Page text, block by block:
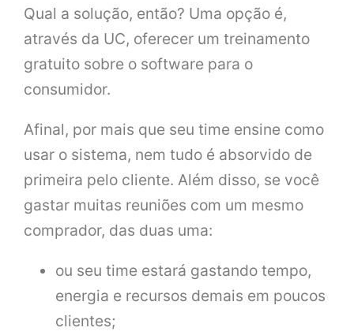
Qual a solução, então? Uma opção é,
através da UC, oferecer um treinamento
gratuito sobre o software para o
consumidor.
Afinal, por mais que seu time ensine como
usar o sistema, nem tudo é absorvido de
primeira pelo cliente. Além disso, se você
gastar muitas reuniões com um mesmo
comprador, das duas uma:
ou seu time estará gastando tempo,
energia e recursos demais em poucos
clientes;